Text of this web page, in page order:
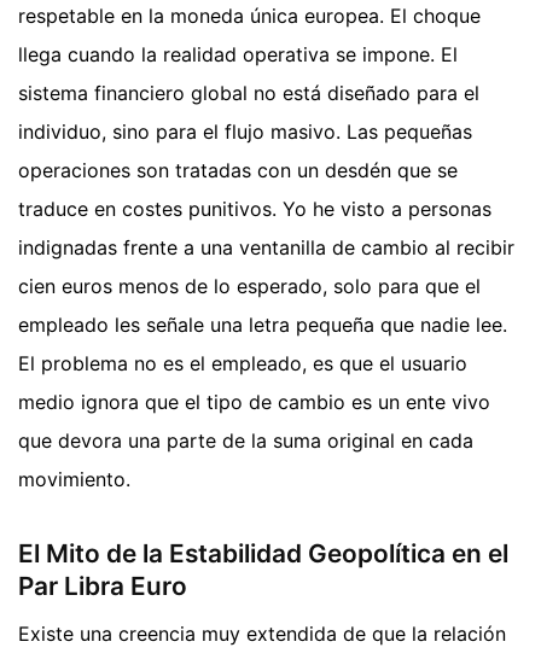
respetable en la moneda única europea. El choque
llega cuando la realidad operativa se impone. El
sistema financiero global no está diseñado para el
individuo, sino para el flujo masivo. Las pequeñas
operaciones son tratadas con un desdén que se
traduce en costes punitivos. Yo he visto a personas
indignadas frente a una ventanilla de cambio al recibir
cien euros menos de lo esperado, solo para que el
empleado les señale una letra pequeña que nadie lee.
El problema no es el empleado, es que el usuario
medio ignora que el tipo de cambio es un ente vivo
que devora una parte de la suma original en cada
movimiento.
El Mito de la Estabilidad Geopolítica en el
Par Libra Euro
Existe una creencia muy extendida de que la relación